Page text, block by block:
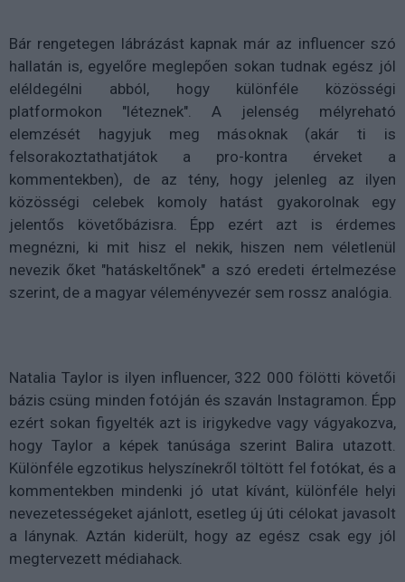
Bár rengetegen lábrázást kapnak már az influencer szó
hallatán is, egyelőre meglepően sokan tudnak egész jól
eléldegélni abból, hogy különféle közösségi
platformokon "léteznek". A jelenség mélyreható
elemzését hagyjuk meg másoknak (akár ti is
felsorakoztathatjátok a pro-kontra érveket a
kommentekben), de az tény, hogy jelenleg az ilyen
közösségi celebek komoly hatást gyakorolnak egy
jelentős követőbázisra. Épp ezért azt is érdemes
megnézni, ki mit hisz el nekik, hiszen nem véletlenül
nevezik őket "hatáskeltőnek" a szó eredeti értelmezése
szerint, de a magyar véleményvezér sem rossz analógia.
Natalia Taylor is ilyen influencer, 322 000 fölötti követői
bázis csüng minden fotóján és szaván Instagramon. Épp
ezért sokan figyelték azt is irigykedve vagy vágyakozva,
hogy Taylor a képek tanúsága szerint Balira utazott.
Különféle egzotikus helyszínekről töltött fel fotókat, és a
kommentekben mindenki jó utat kívánt, különféle helyi
nevezetességeket ajánlott, esetleg új úti célokat javasolt
a lánynak. Aztán kiderült, hogy az egész csak egy jól
megtervezett médiahack.